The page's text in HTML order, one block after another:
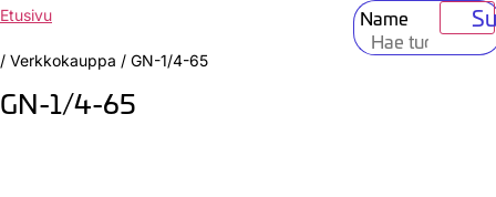
Name
Etusivu
/ Verkkokauppa / GN-1/4-65
GN-1/4-65